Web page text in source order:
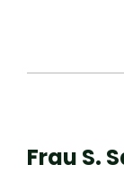
Frau S.